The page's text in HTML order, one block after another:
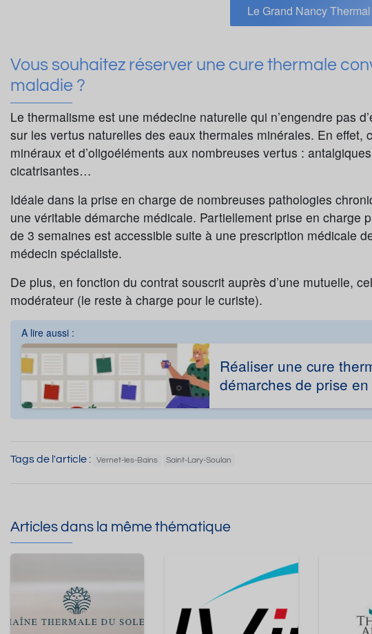
Le Grand Nancy Thermal
Vous souhaitez réserver une cure thermale
maladie ?
Le thermalisme est une médecine naturelle qui n’engendre pas
sur les vertus naturelles des eaux thermales minérales. En effet,
minéraux et d’oligoéléments aux nombreuses vertus :
cicatrisantes…
Idéale dans la prise en charge de nombreuses pathologies
une véritable démarche médicale. Partiellement prise en charge
de 3 semaines est accessible suite à une prescription médicale
médecin spécialiste.
De plus, en fonction du contrat souscrit auprès d’une mutuelle,
modérateur (le reste à charge pour le curiste).
A lire aussi :
Réaliser une cure
démarches de prise
Tags de l'article : Vernet-les-Bains Saint-Lary-Soulan
Articles dans la même thématique